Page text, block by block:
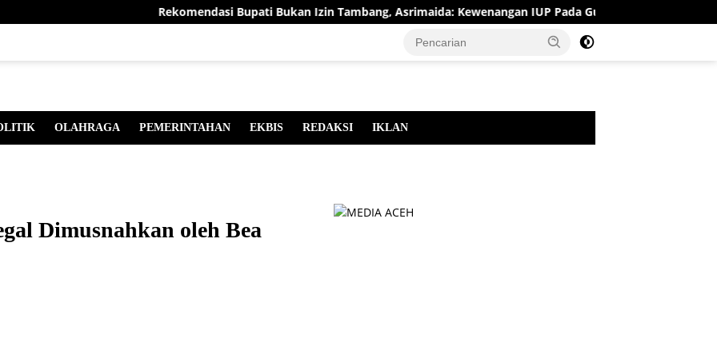
Rekomendasi Bupati Bukan Izin Tambang, Asrimaida: Kewenangan IUP Pada Gubernur
OLAHRAGA PEMERINTAHAN EKBIS REDAKSI IKLAN
Dimusnahkan oleh Bea